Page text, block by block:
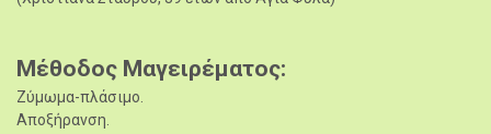
Μέθοδος Μαγειρέματος
Ζύμωμα-πλάσιμο.
Αποξήρανση.